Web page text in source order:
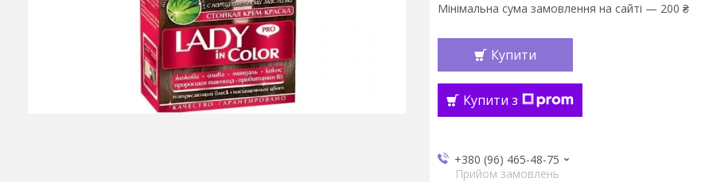
Мінімальна сума замовлення на сайті — 200 ₴
Купити
Купити з
+380 (96) 465-48-75
Прийом замовлень